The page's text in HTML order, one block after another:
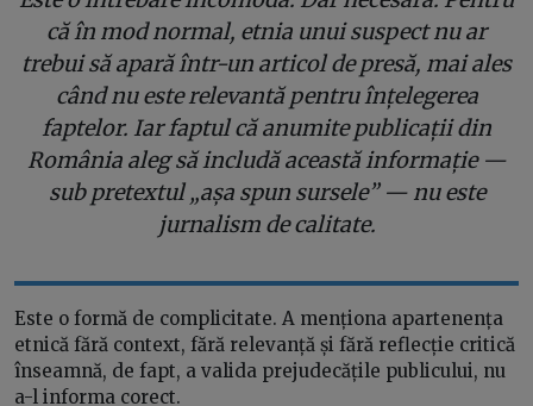
că în mod normal, etnia unui suspect nu ar
trebui să apară într-un articol de presă, mai ales
când nu este relevantă pentru înțelegerea
faptelor. Iar faptul că anumite publicații din
România aleg să includă această informație —
sub pretextul „așa spun sursele” — nu este
jurnalism de calitate.
Este o formă de complicitate. A menționa apartenența
etnică fără context, fără relevanță și fără reflecție critică
înseamnă, de fapt, a valida prejudecățile publicului, nu
a-l informa corect.